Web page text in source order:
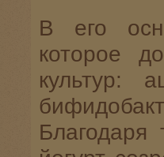
В его
которое
культур:
Благодаря